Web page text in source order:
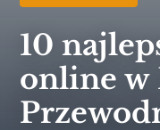
10
online w